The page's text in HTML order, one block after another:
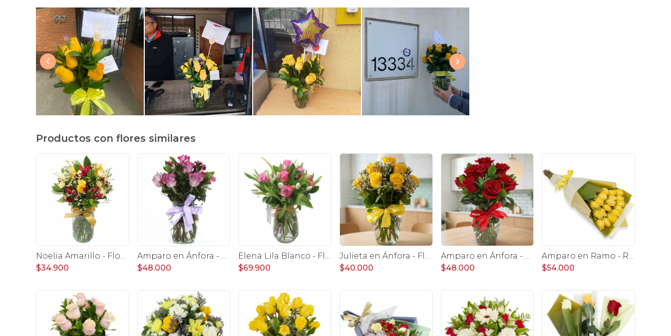
Productos con flores similares
Noelia Amarillo - Florero con rosas, mini rosas, mini claveles y limonium
$34.900
Amparo en Ánfora - Florero 12 rosas ecuatorianas lila
$48.000
Elena Lila Blanco - Florero con rosas lila y tulipanes blanco
$69.900
Julieta en Ánfora - Florero con 10 rosas amarillas y limonium
$40.000
Amparo en Ánfora - Florero 12 rosas ecuatorianas rojo
$48.000
Amparo en Ramo - Ramo extendido 18 rosas amarillo
$54.000